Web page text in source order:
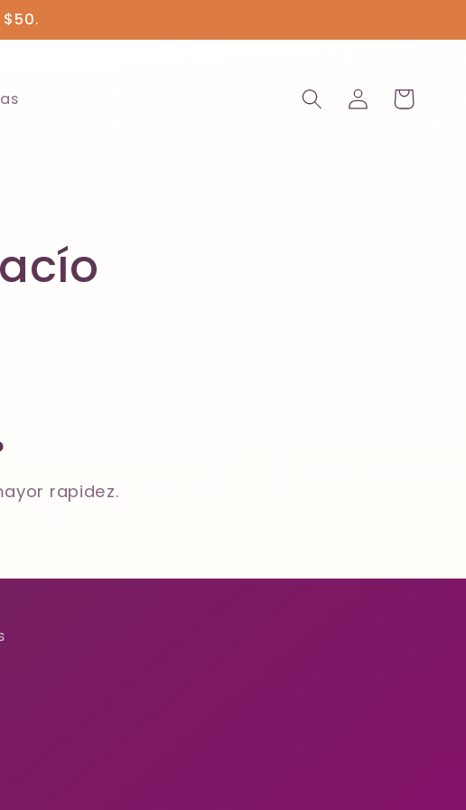
Iniciar
sesión
Carrito
rapidez.